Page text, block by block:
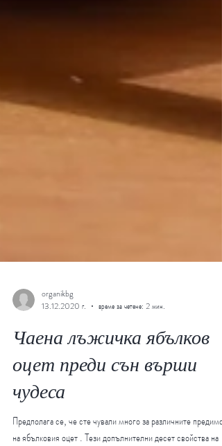
organikbg
13.12.2020 г.
време за четене: 2 мин.
Чаена лъжичка ябълков
оцет преди сън върши
чудеса